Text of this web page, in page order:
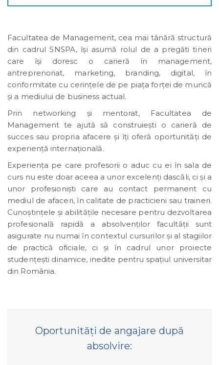
Facultatea de Management, cea mai tânără structură
din cadrul SNSPA, își asumă rolul de a pregăti tineri
care își doresc o carieră în management,
antreprenoriat, marketing, branding, digital, în
conformitate cu cerințele de pe piața forței de muncă
și a mediului de business actual.
Prin networking și mentorat, Facultatea de
Management te ajută să construiești o carieră de
succes sau propria afacere și îți oferă oportunități de
experiență internațională.
Experiența pe care profesorii o aduc cu ei în sala de
curs nu este doar aceea a unor excelenți dascăli, ci și a
unor profesioniști care au contact permanent cu
mediul de afaceri, în calitate de practicieni sau traineri.
Cunoștințele și abilitățile necesare pentru dezvoltarea
profesională rapidă a absolvenților facultății sunt
asigurate nu numai în contextul cursurilor și al stagiilor
de practică oficiale, ci și în cadrul unor proiecte
studențești dinamice, inedite pentru spațiul universitar
din România.
Oportunităţi de angajare după
absolvire: